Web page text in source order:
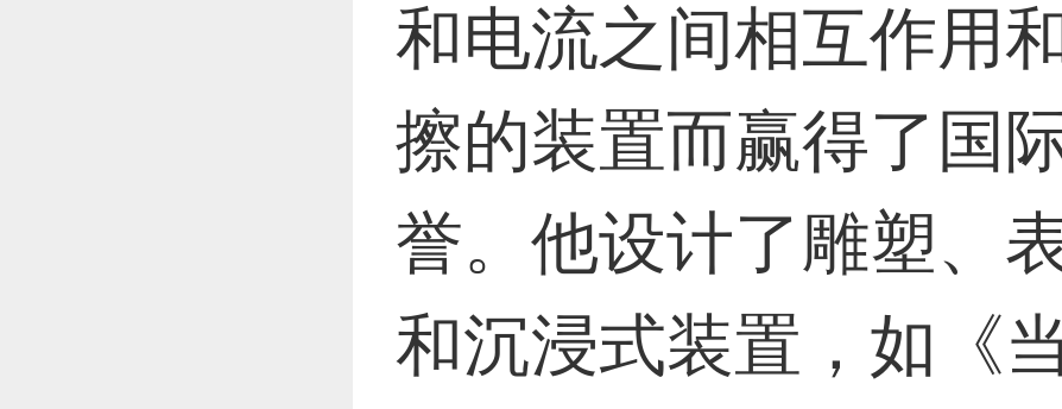
恭喜131****2473用户作品
恭喜159****4201用户作品
更多
和电流之间相互作用
擦的装置而赢得了国
誉。他设计了雕塑、
和沉浸式装置，如《